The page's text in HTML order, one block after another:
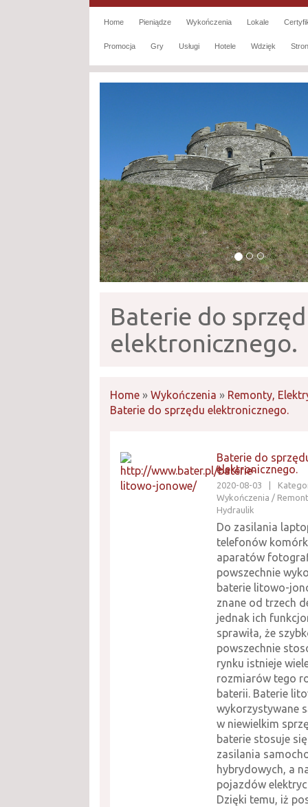
Home Pieniądze Wykończenia Lokale
Promocja Gry Usługi Hotele Wdzięk
Baterie do
elektronicznego.
Home » Wykończenia » Remonty,
Baterie do sprzędu elektronicznego.
Baterie do
elektronicznego.
2020-08-03
Wykończenia /
Hydraulik
Do zasilania
telefonów
aparatów
powszechnie
baterie litowo-
znane od trzech
jednak ich
sprawiła, że
powszechnie
rynku istnieje
rozmiarów tego
baterii. Baterie
wykorzystywane
w niewielkim
baterie stosuje
zasilania
hybrydowych, a
pojazdów
Dzięki temu, iż